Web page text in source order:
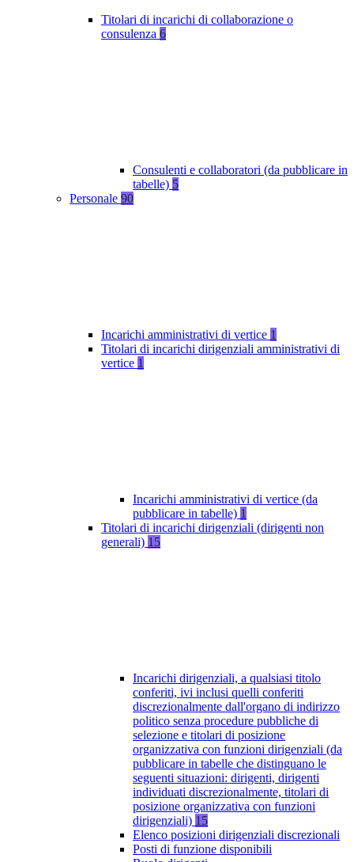
Titolari di incarichi di collaborazione o
consulenza 6
Consulenti e collaboratori (da pubblicare in
tabelle) 5
Personale 90
Incarichi amministrativi di vertice 1
Titolari di incarichi dirigenziali amministrativi di
vertice 1
Incarichi amministrativi di vertice (da
pubblicare in tabelle) 1
Titolari di incarichi dirigenziali (dirigenti non
generali) 15
Incarichi dirigenziali, a qualsiasi titolo
conferiti, ivi inclusi quelli conferiti
discrezionalmente dall'organo di indirizzo
politico senza procedure pubbliche di
selezione e titolari di posizione
organizzativa con funzioni dirigenziali (da
pubblicare in tabelle che distinguano le
seguenti situazioni: dirigenti, dirigenti
individuati discrezionalmente, titolari di
posizione organizzativa con funzioni
dirigenziali) 15
Elenco posizioni dirigenziali discrezionali
Posti di funzione disponibili